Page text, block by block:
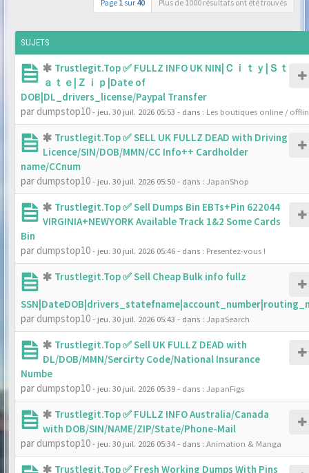
Page 1 sur 40 Plus de 1000 résultats ont été trouvés
SUJETS
Trustlegit.Top ✅ FULLZ INFO UK NIN|Ｃｉｔｙ|Ｓｔ
ａｔｅ|Ｚｉｐ|Date of
DOB|DL_drivers_license/Paypal Transfer
par dumpstop10- jeu. 30 juil. 2026 05:53 - dans : Les boutiques online /
Trustlegit.Top ✅ SELL UK FULLZ DEAD with Driving
Licence/SIN/DOB/MMN/CC Info++ Cardholder
name/CCnum
par dumpstop10- jeu. 30 juil. 2026 05:50- dans : JapanShop
Trustlegit.Top ✅ Sell Dumps Bin EBTs+Pin 622044
VIRGINIA+NEWYORK Available Track 1&2 Some Cards
Bin
par dumpstop10- jeu. 30 juil. 2026 05:46- dans : Presentez-vous !
Trustlegit.Top ✅ Sell Cheap Bulk info fullz
par dumpstop10- jeu. 30 juil. 2026 05:43 - dans : JapaSearch
Trustlegit.Top ✅ Sell UK FULLZ DEAD with
DL/DOB/MMN/Sercirty Code/National Insurance
Numbe
par dumpstop10- jeu. 30 juil. 2026 05:39- dans : JapanFigs
Trustlegit.Top ✅ FULLZ INFO Australia/Canada
with DOB/SIN/NAME/ZIP/State/Phone-Mail
par dumpstop10- jeu. 30 juil. 2026 05:34- dans : Animation & Manga
Trustlegit.Top ✅ Fresh Working Dumps With Pins